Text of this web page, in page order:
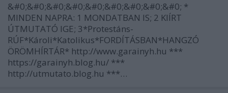
&#0;&#0;&#0;&#0;&#0;&#0;&#0;&#0;&#0; *
MINDEN NAPRA: 1 MONDATBAN IS; 2 KIÍRT
ÚTMUTATÓ IGE; 3*Protestáns-
RÚF*Károli*Katolikus*FORDÍTÁSBAN*HANGZÓ
ÖRÖMHÍRTÁR* http://www.garainyh.hu ***
https://garainyh.blog.hu/ ***
http://utmutato.blog.hu ***…